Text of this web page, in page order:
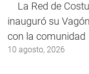
La Red de
inauguró su
con la comunidad
10 agosto, 2026